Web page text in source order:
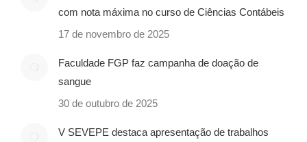
com nota máxima no curso de Ciências Contábeis
17 de novembro de 2025
Faculdade FGP faz campanha de doação de
sangue
30 de outubro de 2025
V SEVEPE destaca apresentação de trabalhos